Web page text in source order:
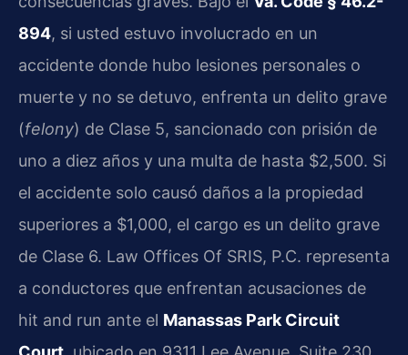
894, si usted estuvo involucrado en un
accidente donde hubo lesiones personales o
muerte y no se detuvo, enfrenta un delito grave
(felony) de Clase 5, sancionado con prisión de
uno a diez años y una multa de hasta $2,500. Si
el accidente solo causó daños a la propiedad
superiores a $1,000, el cargo es un delito grave
de Clase 6. Law Offices Of SRIS, P.C. representa
a conductores que enfrentan acusaciones de
hit and run ante el Manassas Park Circuit